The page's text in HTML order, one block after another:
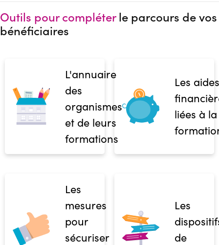
Outils pour compléterle parcours de vos
bénéficiaires
L'annuaire
des
organismes
et de leurs
formations
Les aides
liées à la
Les
mesures
pour
sécuriser
Les
de